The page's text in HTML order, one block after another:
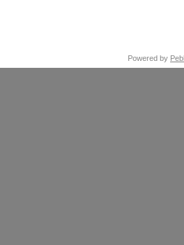
Powered by